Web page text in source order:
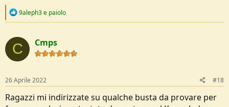
R
c
t
i
o
s
:
9aleph3e paiolo
C Cmps
26 Aprile 2022 #18
Ragazzi mi indirizzate su qualche busta da provare per